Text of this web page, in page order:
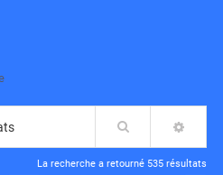
Rechercher
La recherche a retourné 535 résultats